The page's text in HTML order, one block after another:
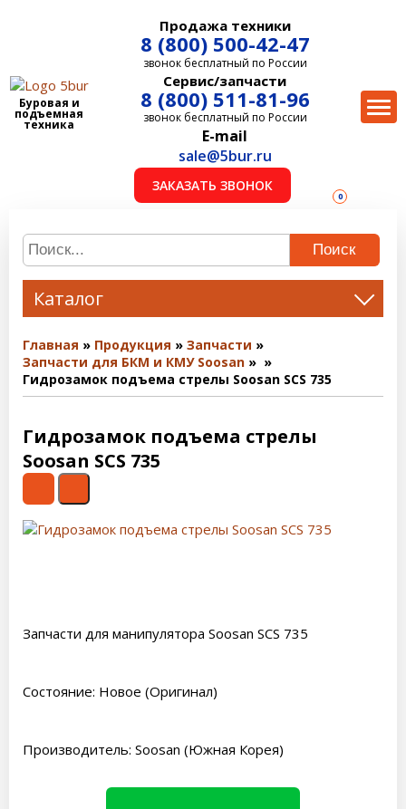
Буровая и
подъемная
техника
Продажа техники
8 (800) 500-42-47
звонок бесплатный по России
Сервис/запчасти
8 (800) 511-81-96
звонок бесплатный по России
E-mail
sale@5bur.ru
ЗАКАЗАТЬ ЗВОНОК
0
Поиск
Каталог
Главная Продукция
Запчасти
Запчасти для БКМ и КМУ Soosan
Гидрозамок подъема стрелы Soosan SCS 735
Гидрозамок подъема стрелы
Soosan SCS 735
Запчасти для манипулятора Soosan SCS 735
Состояние: Новое (Оригинал)
Производитель: Soosan (Южная Корея)